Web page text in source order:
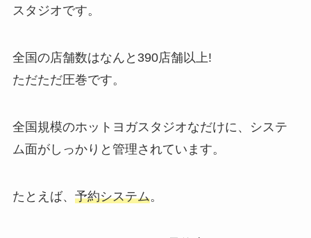
スタジオです。
全国の店舗数はなんと 390店舗以上!
ただただ圧巻です。
全国規模のホットヨガスタジオなだけに、システ
ム面がしっかりと管理されています。
たとえば、 予約システム。